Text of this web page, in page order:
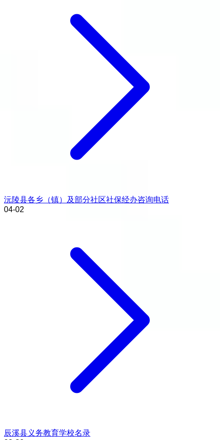
沅陵县各乡（镇）及部分社区社保经办咨询电话
04-02
辰溪县义务教育学校名录